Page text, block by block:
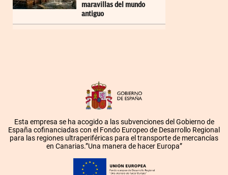
maravillas del mundo
antiguo
Esta empresa se ha acogido a las subvenciones del Gobierno de
España cofinanciadas con el Fondo Europeo de Desarrollo Regional
para las regiones ultraperiféricas para el transporte de mercancías
en Canarias.”Una manera de hacer Europa”